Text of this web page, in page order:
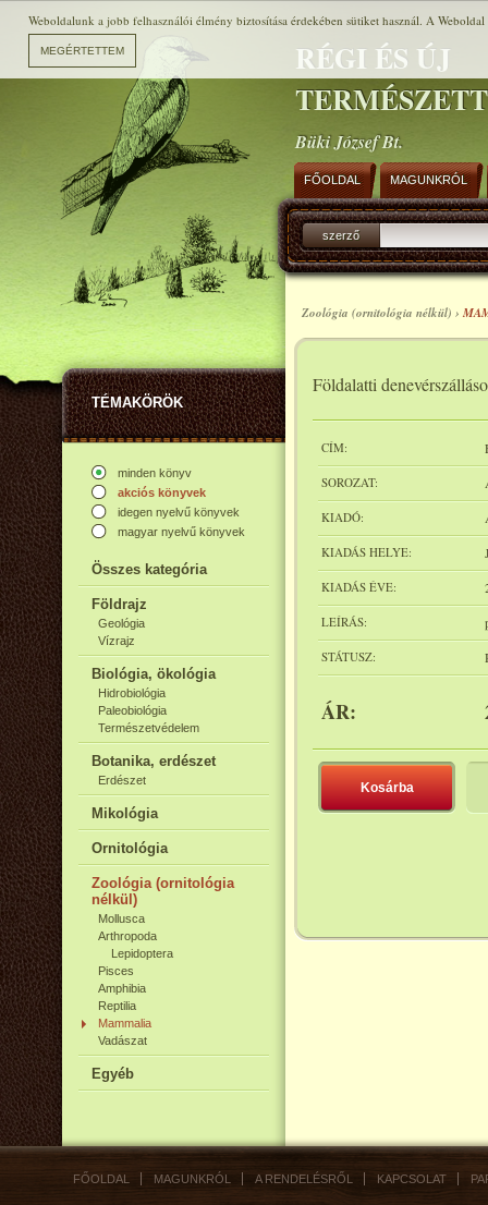
RÉGI ÉS ÚJ
Büki József Bt.
TÉMAKÖRÖK
minden könyv
akciós könyvek
idegen nyelvű könyvek
magyar nyelvű könyvek
Összes kategória
Földrajz
Geológia
Vízrajz
Biológia, ökológia
Hidrobiológia
Paleobiológia
Természetvédelem
Botanika, erdészet
Erdészet
Mikológia
Ornitológia
Zoológia (ornitológia
nélkül)
Mollusca
Arthropoda
Lepidoptera
Pisces
Amphibia
Reptilia
Mammalia
Vadászat
Egyéb
FŐOLDAL MAGUNKRÓL
szerző
Zoológia (ornitológia nélkül) ›
Földalatti
CÍM:
SOROZAT:
KIADÓ:
KIADÁS HELYE:
KIADÁS ÉVE:
LEÍRÁS:
STÁTUSZ:
ÁR:
Kosárba
FŐOLDAL MAGUNKRÓL A RENDELÉSRŐL KAPCSOLAT
Weboldalunk a jobb felhasználói élmény biztosítása érdekében sütiket használ. A